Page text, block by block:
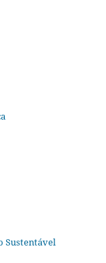
Sustentável